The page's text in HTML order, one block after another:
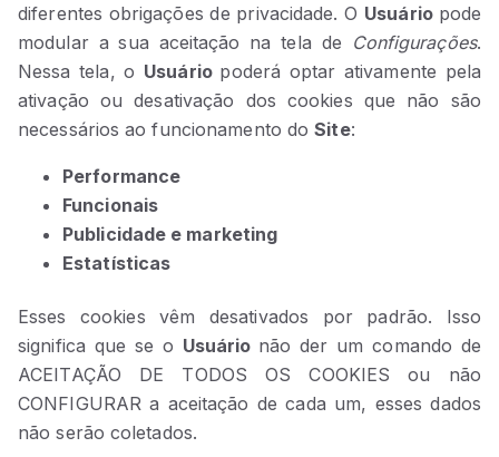
diferentes obrigações de privacidade. O Usuário pode
modular a sua aceitação na tela de Configurações.
Nessa tela, o Usuário poderá optar ativamente pela
ativação ou desativação dos cookies que não são
necessários ao funcionamento doSite:
Performance
Funcionais
Publicidade e marketing
Estatísticas
Esses cookies vêm desativados por padrão. Isso
significa que se o Usuário não der um comando de
ACEITAÇÃO DE TODOS OS COOKIES ou não
CONFIGURAR a aceitação de cada um, esses dados
não serão coletados.